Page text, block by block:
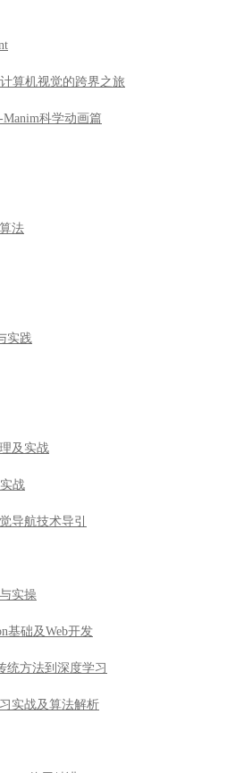
算机视觉的跨界之旅
科学动画篇
法
实践
及实战
战
导航技术导引
实操
基础及Web开发
统方法到深度学习
实战及算法解析